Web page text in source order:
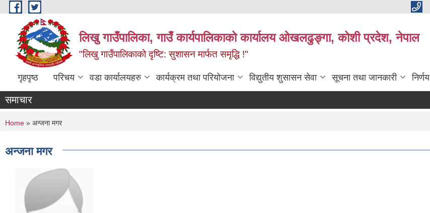
Skip to main content
लिखु गाउँपालिका, गाउँ कार्यपालिकाको कार्यालय ओखलढुङ्गा, कोशी प्रदेश, नेपाल
"लिखु गाउँपालिकाको दृष्टि: सुशासन मार्फत समृद्धि !"
गृहपृष्ठ परिचय वडा कार्यालयहरु कार्यक्रम तथा परियोजना विद्युतीय शुसासन सेवा सूचना तथा जानकारी निर्णय
समाचार
You are here
Home » अन्जना मगर
अन्जना मगर